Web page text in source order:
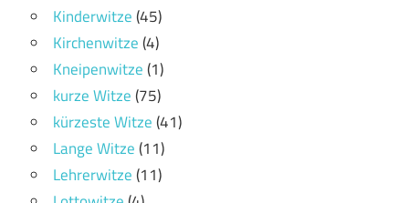
Kinderwitze(45)
Kirchenwitze(4)
Kneipenwitze(1)
kurze Witze(75)
kürzeste Witze(41)
Lange Witze(11)
Lehrerwitze(11)